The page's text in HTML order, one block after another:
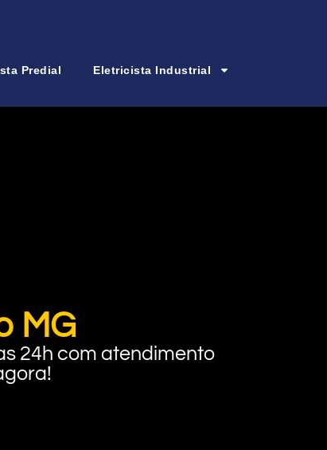
Predial Eletricista Industrial
MG
24h com atendimento